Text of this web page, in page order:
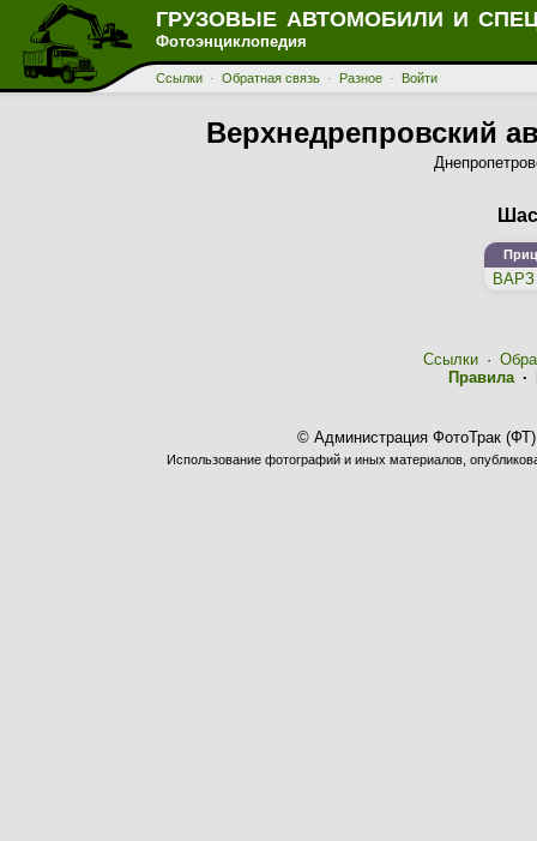
ГРУЗОВЫЕ АВТОМОБИЛИ И
Фотоэнциклопедия
Ссылки · Обратная связь · Разное · Войти
Верхнедрепровский
ВАРЗ
Ссылки·
Правила·
© Администрация ФотоТрак
Использование фотографий и иных материалов,